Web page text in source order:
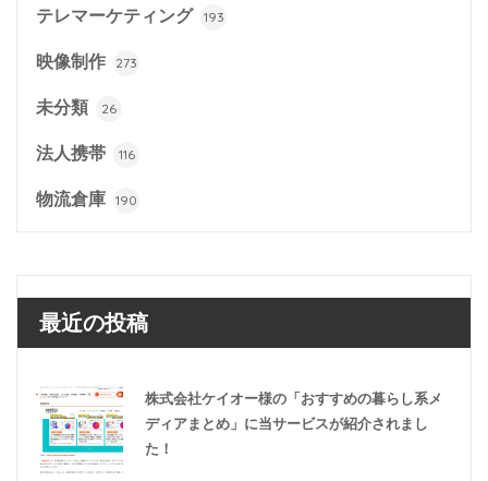
テレマーケティング 193
映像制作 273
未分類 26
法人携帯 116
物流倉庫 190
最近の投稿
株式会社ケイオー様の「おすすめの暮らし系メ
ディアまとめ」に当サービスが紹介されまし
た！